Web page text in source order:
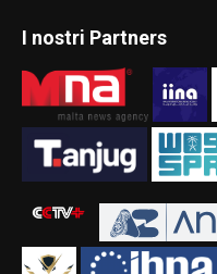
I nostri Partners